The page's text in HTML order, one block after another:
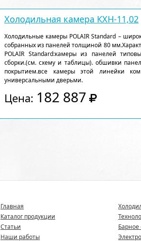
Холодильная камера КХН-11,02
Холодильные камеры POLAIR Standard –
собранных из панелей толщиной 80
POLAIR Standard:камеры из панелей
сборки.(см. схему и таблицы). обшивки
покрытием.все камеры этой линейки
универсальными дверьми.
Цена: 182 887
Главная
Каталог продукции
Статьи
Наши работы
Барное